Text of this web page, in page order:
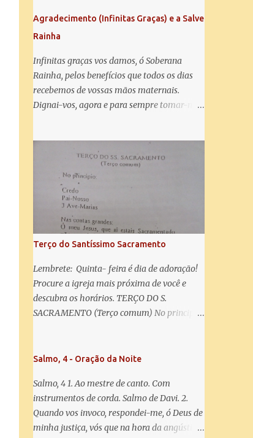
Agradecimento (Infinitas Graças) e a Salve
Rainha
Infinitas graças vos damos, ó Soberana
Rainha, pelos benefícios que todos os dias
recebemos de vossas mãos maternais.
Dignai-vos, agora e para sempre tomar-nos
Salve Rainha: Salve Rainha , Mãe de
misericórdia, vida, doçura, esperança nossa,
salve! A vós bradamos os degredados filhos
de Eva, a vós suspiramos, gemendo e
chorando neste vale de lágrimas. Eia, pois,
Advogada nossa, estes vossos olhos
misericordiosos a nós volvei, e depois deste
desterro, mostrai-nos Jesus. Bendito é o
fruto do vosso ventre, ó clemente, ó piedosa,
ó doce e sempre Virgem Maria. Rogai por
nós Santa Mãe de Deus. Para que sejamos
dignos das promessas de Cristo. Amém.
Terço do Santíssimo Sacramento
Lembrete: Quinta- feira é dia de adoração!
Procure a igreja mais próxima de você e
descubra os horários. TERÇO DO S.
SACRAMENTO (Terço comum) No principio:
Sacramentado, não permitais que eu viva
coração ao Vosso e o Vosso ao meu, e, nem
sem Vós morra eu! Nas contas pequenas:
Sacramento de Amor! Misericórdia Senhor!
Glória ao Pai: Cristo pão da vida e remédio
Salmo, 4 - Oração da Noite
Salmo, 4 1. Ao mestre de canto. Com
instrumentos de corda. Salmo de Davi. 2.
Quando vos invoco, respondei-me, ó Deus de
minha justiça, vós que na hora da angústia